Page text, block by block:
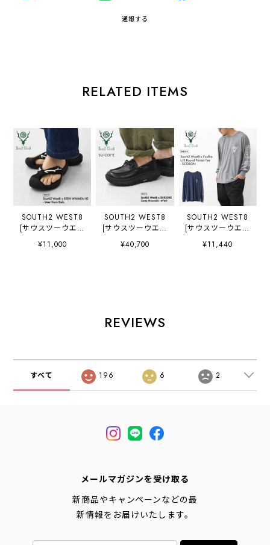
通報する
RELATED ITEMS
SOUTH2 WEST8
[サウスツーウエス
トエイト] South2
West8 x KEEN
¥11,000
SOUTH2 WEST8
[サウスツーウエス
トエイト] South2
West8 x SUICOKE
ン -イーベント・
キャンプ・アウト
[2026SS]
¥40,700
SOUTH2 WEST8
[サウスツーウエス
トエイト] South2
West8 x Foxfire
ース・MEN'S
[2026SS]
¥11,440
REVIEWS
すべて 196 6 2
メールマガジンを受け取る
新商品やキャンペーンなどの最
新情報をお届けいたします。